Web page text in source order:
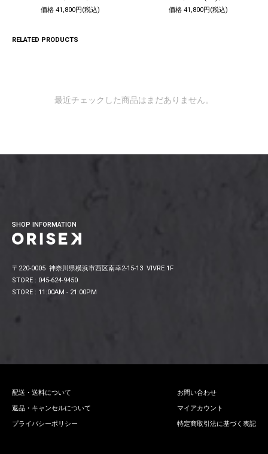
価格 41,800円(税込)
価格 41,800円(税込)
RELATED PRODUCTS
最近チェックした商品はまだありません。
SHOP INFORMATION
〒220-0005 神奈川県横浜市西区南幸2-15-13 VIVRE 1F
STORE : 045-624-9450
STORE : 11:00AM - 21:00PM
配送・送料について
返品・キャンセルについて
プライバシーポリシー
お問い合わせ
マイアカウント
特定商取引法に基づく表記